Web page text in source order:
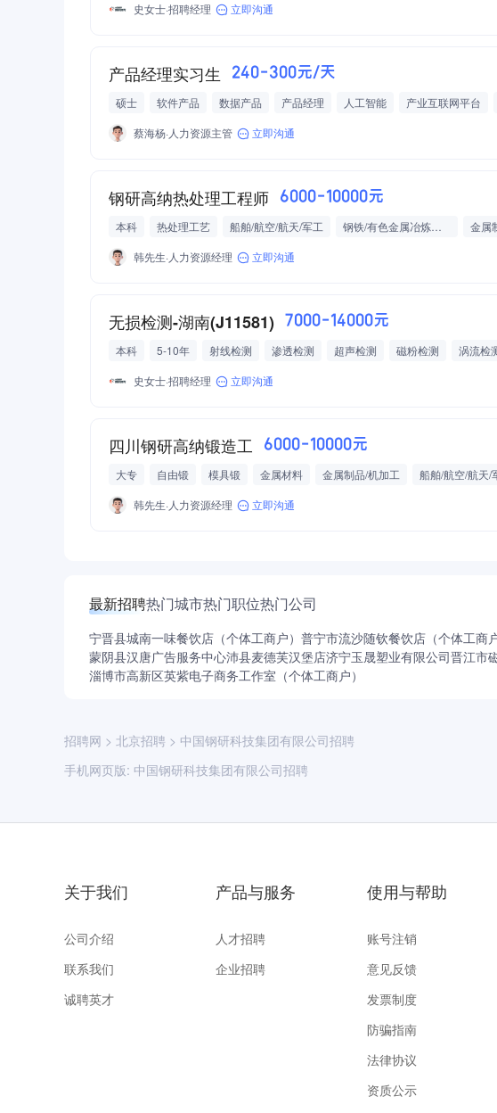
史女士·招聘经理
立即沟通
产品经理实习生 240-300元/天
硕士 软件产品 数据产品 产品经理 人工智能 产业互联网平台
蔡海杨·人力资源主管
立即沟通
钢研高纳热处理工程师 6000-10000元
本科 热处理工艺 船舶/航空/航天/军工 钢铁/有色金属冶炼及加工
金属
韩先生·人力资源经理
立即沟通
无损检测-湖南(J11581) 7000-14000元
本科 5-10年 射线检测 渗透检测 超声检测 磁粉检测
涡流检
史女士·招聘经理
立即沟通
四川钢研高纳锻造工 6000-10000元
大专 自由锻 模具锻 金属材料 金属制品/机加工
船舶/航空/航天/
韩先生·人力资源经理
立即沟通
最新招聘热门城市热门职位热门公司
宁晋县城南一味餐饮店（个体工商户） 普宁市流沙随钦餐饮店（个体工商户
蒙阴县汉唐广告服务中心沛县麦德芙汉堡店济宁玉晟塑业有限公司晋江市
淄博市高新区英紫电子商务工作室（个体工商户）
招聘网 > 北京招聘 > 中国钢研科技集团有限公司招聘
手机网页版: 中国钢研科技集团有限公司招聘
关于我们
公司介绍
联系我们
诚聘英才
产品与服务
人才招聘
企业招聘
使用与帮助
账号注销
意见反馈
发票制度
防骗指南
法律协议
资质公示